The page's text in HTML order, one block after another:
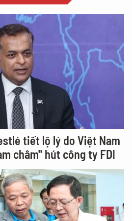
tiết lộ lý do Việt Nam
châm" hút công ty FDI